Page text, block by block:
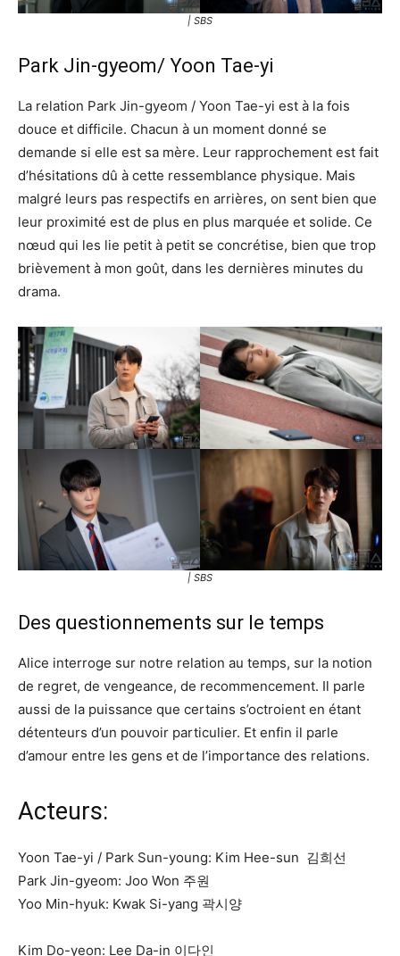
| SBS
Park Jin-gyeom/ Yoon Tae-yi
La relation Park Jin-gyeom / Yoon Tae-yi est à la fois
douce et difficile. Chacun à un moment donné se
demande si elle est sa mère. Leur rapprochement est fait
d’hésitations dû à cette ressemblance physique. Mais
malgré leurs pas respectifs en arrières, on sent bien que
leur proximité est de plus en plus marquée et solide. Ce
nœud qui les lie petit à petit se concrétise, bien que trop
brièvement à mon goût, dans les dernières minutes du
drama.
| SBS
Des questionnements sur le temps
Alice interroge sur notre relation au temps, sur la notion
de regret, de vengeance, de recommencement. Il parle
aussi de la puissance que certains s’octroient en étant
détenteurs d’un pouvoir particulier. Et enfin il parle
d’amour entre les gens et de l’importance des relations.
Acteurs:
Yoon Tae-yi / Park Sun-young: Kim Hee-sun 김희선
Park Jin-gyeom: Joo Won 주원
Yoo Min-hyuk: Kwak Si-yang 곽시양
Kim Do-yeon: Lee Da-in 이다인